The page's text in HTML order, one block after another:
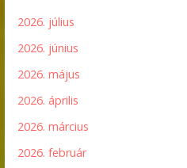
2026. július
2026. június
2026. május
2026. április
2026. március
2026. február